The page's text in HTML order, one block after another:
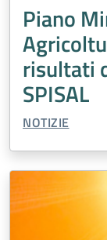
Piano
risultati
SPISAL
TIPO
NOTIZIE